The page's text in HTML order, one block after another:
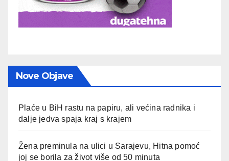
Nove Objave
Plaće u BiH rastu na papiru, ali većina radnika i
dalje jedva spaja kraj s krajem
Žena preminula na ulici u Sarajevu, Hitna pomoć
joj se borila za život više od 50 minuta